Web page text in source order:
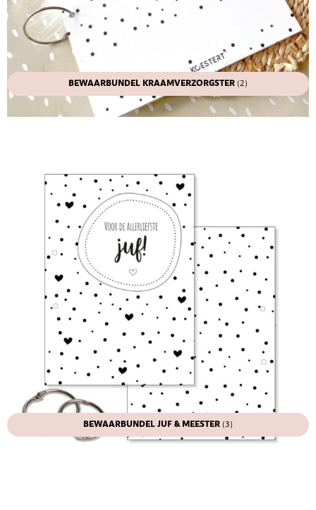
BEWAARBUNDEL KRAAMVERZORGSTER (2)
BEWAARBUNDEL JUF & MEESTER (3)